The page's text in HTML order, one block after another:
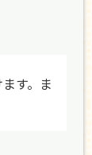
す。ま